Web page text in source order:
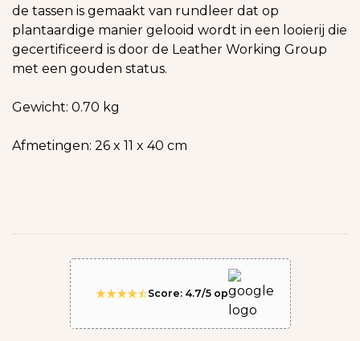
de tassen is gemaakt van rundleer dat op
plantaardige manier gelooid wordt in een looierij die
gecertificeerd is door de Leather Working Group
met een gouden status.
Gewicht: 0.70 kg
Afmetingen: 26 x 11 x 40 cm
Score: 4.7/5 op